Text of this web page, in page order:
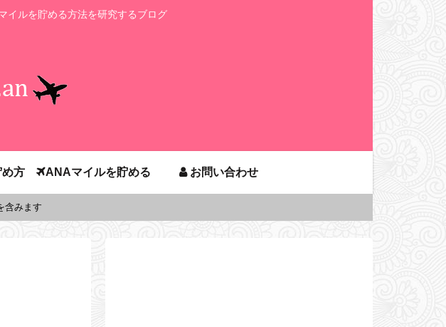
イルを貯める方法を研究するブログ
方 ANAマイルを貯める お問い合わせ
含みます